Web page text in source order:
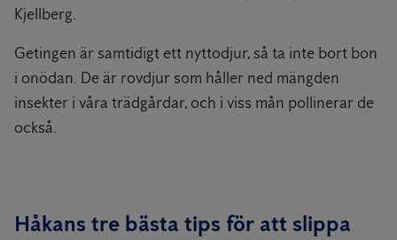
Kjellberg.
Getingen är samtidigt ett nyttodjur, så ta inte bort bon
i onödan. De är rovdjur som håller ned mängden
insekter i våra trädgårdar, och i viss mån pollinerar de
också.
Håkans tre bästa tips för att slippa